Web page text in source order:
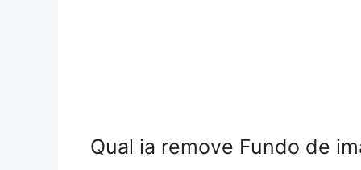
Qual ia remove Fundo de